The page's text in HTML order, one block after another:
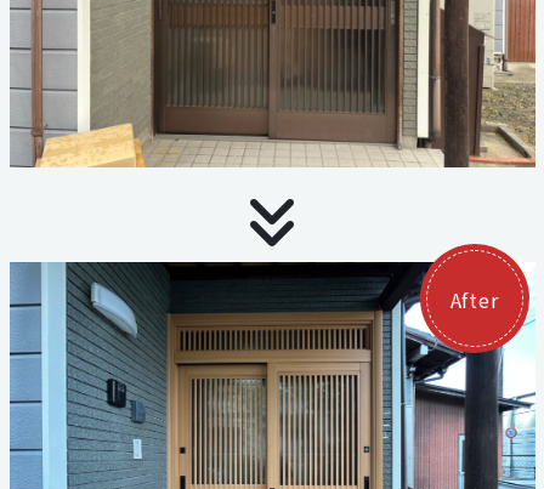
サイトマップ
代表電話
059-324-3068
三泗エリア直通
059-324-3068
桑員エリア直通
059-315-4714
FAX
059-324-2941
After